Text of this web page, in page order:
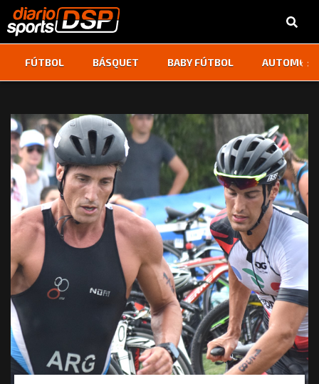
FÚTBOL BÁSQUET BABY FÚTBOL ‹ ›